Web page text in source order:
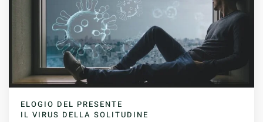
ELOGIO DEL PRESENTE
IL VIRUS DELLA SOLITUDINE